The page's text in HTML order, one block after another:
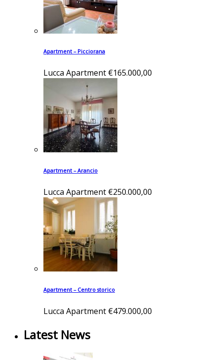
Apartment – Picciorana
Lucca Apartment €165.000,00
Apartment – Arancio
Lucca Apartment €250.000,00
Apartment – Centro storico
Lucca Apartment €479.000,00
Latest News